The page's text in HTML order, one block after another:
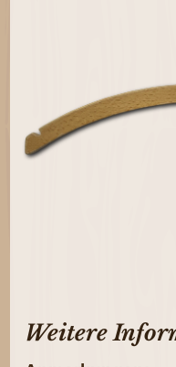
Weitere